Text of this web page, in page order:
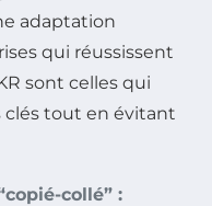
adaptation
qui réussissent
sont celles qui
tout en évitant
collé” :